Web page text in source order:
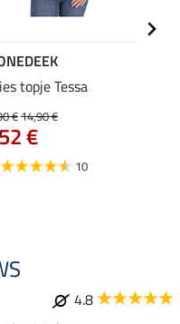
topje Tessa
€14,90 €
€
10
4.8